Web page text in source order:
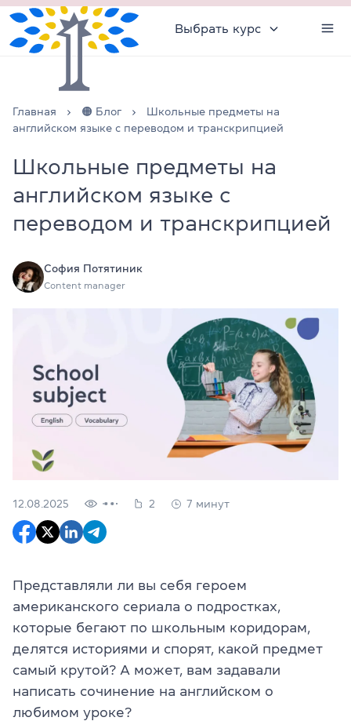
Выбрать курс
Главная 🟠 Блог
Школьные предметы на
английском языке с переводом и транскрипцией
Школьные предметы на
английском языке с
переводом и транскрипцией
София Потятиник
Content manager
12.08.2025 2 7 минут
Представляли ли вы себя героем
американского сериала о подростках,
которые бегают по школьным коридорам,
делятся историями и спорят, какой предмет
самый крутой? А может, вам задавали
написать сочинение на английском о
любимом уроке?